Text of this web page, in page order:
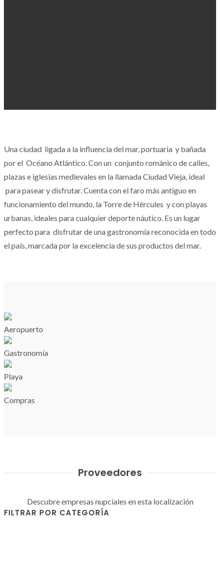
Una ciudad ligada a la influencia del mar, portuaria y bañada
por el Océano Atlántico. Con un conjunto románico de calles,
plazas e iglesias medievales en la llamada Ciudad Vieja, ideal
para pasear y disfrutar. Cuenta con el faro más antiguo en
funcionamiento del mundo, la Torre de Hércules y con playas
urbanas, ideales para cualquier deporte náutico. Es un lugar
perfecto para disfrutar de una gastronomía reconocida en todo
el país, marcada por la excelencia de sus productos del mar.
Aeropuerto
Gastronomía
Playa
Compras
Proveedores
Descubre empresas nupciales en esta localización
FILTRAR POR CATEGORÍA